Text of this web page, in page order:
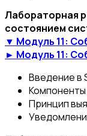
Лабораторная
состоянием
▼ Модуль 11:
► Модуль 11:
Введение в
Принцип